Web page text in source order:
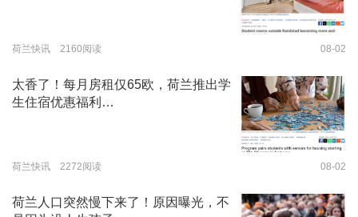
荷兰快讯 2160阅读 08-02
太香了！每月房租仅65欧，荷兰推出学
生住宿优惠福利…
荷兰快讯 2272阅读 08-02
荷兰人口突然慢下来了！原因曝光，不